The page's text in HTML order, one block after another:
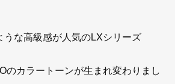
うな高級感が人気のLXシリーズ
のカラートーンが生まれ変わりまし